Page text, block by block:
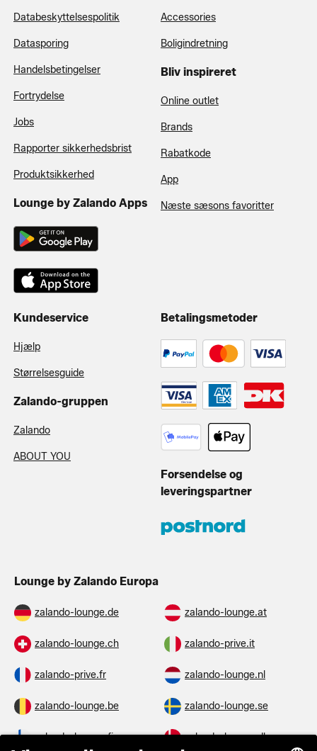
Databeskyttelsespolitik
Datasporing
Handelsbetingelser
Fortrydelse
Jobs
Rapporter sikkerhedsbrist
Produktsikkerhed
Lounge by Zalando Apps
Accessories
Boligindretning
Bliv inspireret
Online outlet
Brands
Rabatkode
App
Næste sæsons favoritter
Kundeservice
Hjælp
Størrelsesguide
Zalando-gruppen
Zalando
ABOUT YOU
Betalingsmetoder
Forsendelse og
leveringspartner
Lounge by Zalando Europa
zalando-lounge.de zalando-lounge.at
zalando-lounge.ch zalando-prive.it
zalando-prive.fr zalando-lounge.nl
zalando-lounge.be zalando-lounge.se
zalando-lounge.fi zalando-lounge.dk